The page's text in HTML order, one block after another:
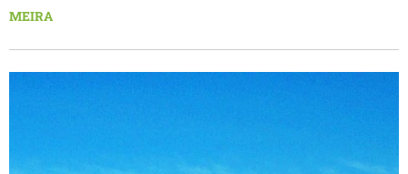
IÐNAÐARSÝNINGIN 2025 endurspeglar þessa breidd og
hundrað fyrirtæki kynna vörur og þjónustu.
MEIRA